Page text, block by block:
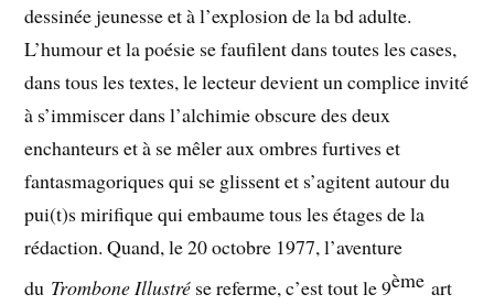
dessinée jeunesse et à l’explosion de la bd adulte.
L’humour et la poésie se faufilent dans toutes les cases,
dans tous les textes, le lecteur devient un complice invité
à s’immiscer dans l’alchimie obscure des deux
enchanteurs et à se mêler aux ombres furtives et
fantasmagoriques qui se glissent et s’agitent autour du
pui(t)s mirifique qui embaume tous les étages de la
rédaction. Quand, le 20 octobre 1977, l’aventure
du Trombone Illustré se referme, c’est tout le 9ème art